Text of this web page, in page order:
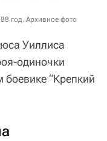
год. Архивное фото
Уиллиса
одиночки
“Крепкий